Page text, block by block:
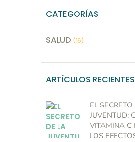
CATEGORÍAS
SALUD (16)
ARTÍCULOS RECIENTES
EL
JUVENTUD:
VITAMINA C
LOS